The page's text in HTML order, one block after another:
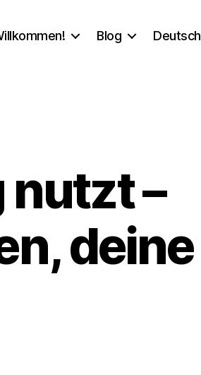
Blog Deutsch
nutzt –
deine